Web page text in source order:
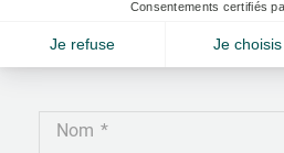
Nom